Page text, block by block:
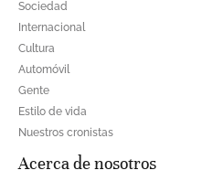
Sociedad
Internacional
Cultura
Automóvil
Gente
Estilo de vida
Nuestros cronistas
Acerca de nosotros